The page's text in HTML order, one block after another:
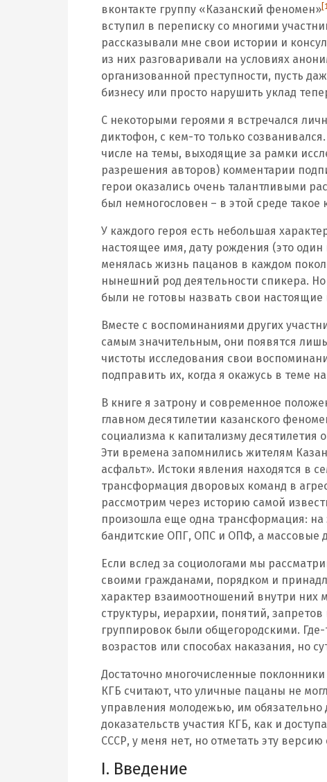
вконтакте группу «Казанский феномен»
вступил в переписку со многими
рассказывали мне свои истории и
из них разговаривали на условиях
организованной преступности, пусть
бизнесу или просто нарушить уклад
С некоторыми героями я встречался
диктофон, с кем-то только
числе на темы, выходящие за рамки
разрешения авторов) комментарии
герои оказались очень талантливыми
был немногословен – в этой среде
У каждого героя есть небольшая
настоящее имя, дату рождения (это
менялась жизнь пацанов в каждом
нынешний род деятельности спикера.
были не готовы назвать свои
Вместе с воспоминаниями других
самым значительным, они появятся
чистоты исследования свои
подправить их, когда я окажусь в теме
В книге я затрону и современное
главном десятилетии казанского
социализма к капитализму
Эти времена запомнились жителям
асфальт». Истоки явления находятся в
трансформация дворовых команд в
рассмотрим через историю самой
произошла еще одна трансформация: на
бандитские ОПГ, ОПС и ОПФ, а массовые
Если вслед за социологами мы
своими гражданами, порядком и
характер взаимоотношений внутри них
структуры, иерархии, понятий,
группировок были общегородскими.
возрастов или способах наказания, но
Достаточно многочисленные
КГБ считают, что уличные пацаны не
управления молодежью, им
доказательств участия КГБ, как и
СССР, у меня нет, но отметать эту
I. Введение